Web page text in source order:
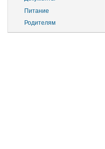
Питание
Родителям